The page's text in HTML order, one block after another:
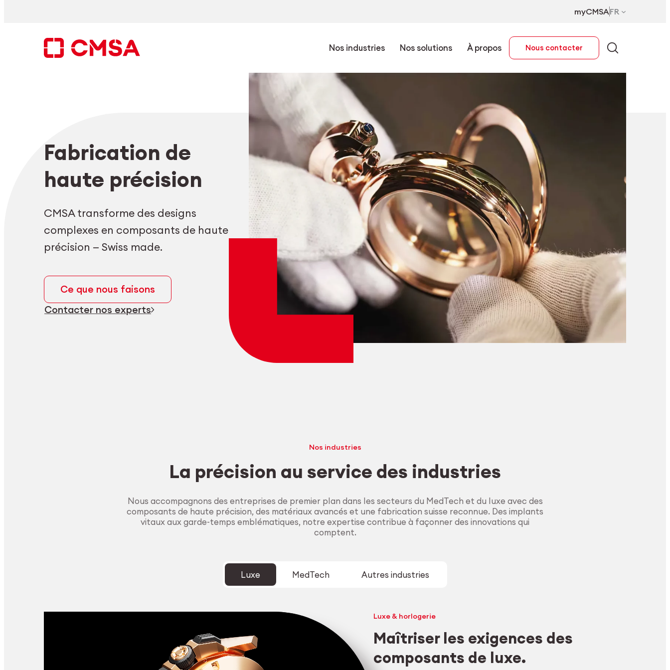
myCMSAFR
FR
Nos industries Nos solutions À propos Nous contacter
myCMSA
Fabrication de
haute précision
CMSA transforme des designs
complexes en composants de haute
précision — Swiss made.
Ce que nous faisons
Contacter nos experts
Nos industries
La précision au service des industries
Nous accompagnons des entreprises de premier plan dans les secteurs du MedTech et du luxe avec des
composants de haute précision, des matériaux avancés et une fabrication suisse reconnue. Des implants
vitaux aux garde-temps emblématiques, notre expertise contribue à façonner des innovations qui
comptent.
Luxe MedTech Autres industries
Luxe & horlogerie
Maîtriser les exigences des
composants de luxe.